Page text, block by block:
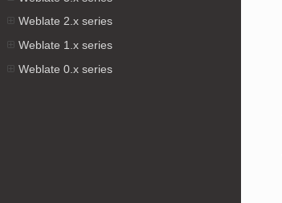
Weblate 2.x series
Weblate 1.x series
Weblate 0.x series